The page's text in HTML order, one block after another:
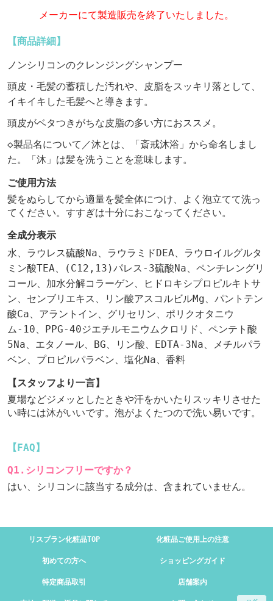
メーカーにて製造販売を終了いたしました。
【商品詳細】
ノンシリコンのクレンジングシャンプー
頭皮・毛髪の蓄積した汚れや、皮脂をスッキリ落として、
イキイキした毛髪へと導きます。
頭皮がベタつきがちな皮脂の多い方におススメ。
◇製品名について／沐とは、「斎戒沐浴」から命名しまし
た。「沐」は髪を洗うことを意味します。
ご使用方法
髪をぬらしてから適量を髪全体につけ、よく泡立てて洗っ
てください。すすぎは十分におこなってください。
全成分表示
水、ラウレス硫酸Na、ラウラミドDEA、ラウロイルグルタ
ミン酸TEA、(C12,13)パレス-3硫酸Na、ペンチレングリ
コール、加水分解コラーゲン、ヒドロキシプロピルキトサ
ン、センブリエキス、リン酸アスコルビルMg、パントテン
酸Ca、アラントイン、グリセリン、ポリクオタニウ
ム-10、PPG-40ジエチルモニウムクロリド、ペンテト酸
5Na、エタノール、BG、リン酸、EDTA-3Na、メチルパラ
ベン、プロピルパラベン、塩化Na、香料
【スタッフより一言】
夏場などジメッとしたときや汗をかいたりスッキリさせた
い時には沐がいいです。泡がよくたつので洗い易いです。
【FAQ】
Q1.シリコンフリーですか？
はい、シリコンに該当する成分は、含まれていません。
リスブラン化粧品TOP
初めての方へ
特定商品取引
化粧品ご使用上の注意
ショッピングガイド
店舗案内